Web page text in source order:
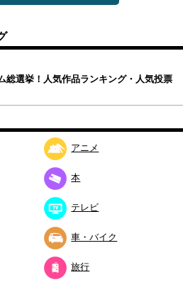
総選挙！人気作品ランキング・人気投票
アニメ
本
テレビ
車・バイク
旅行